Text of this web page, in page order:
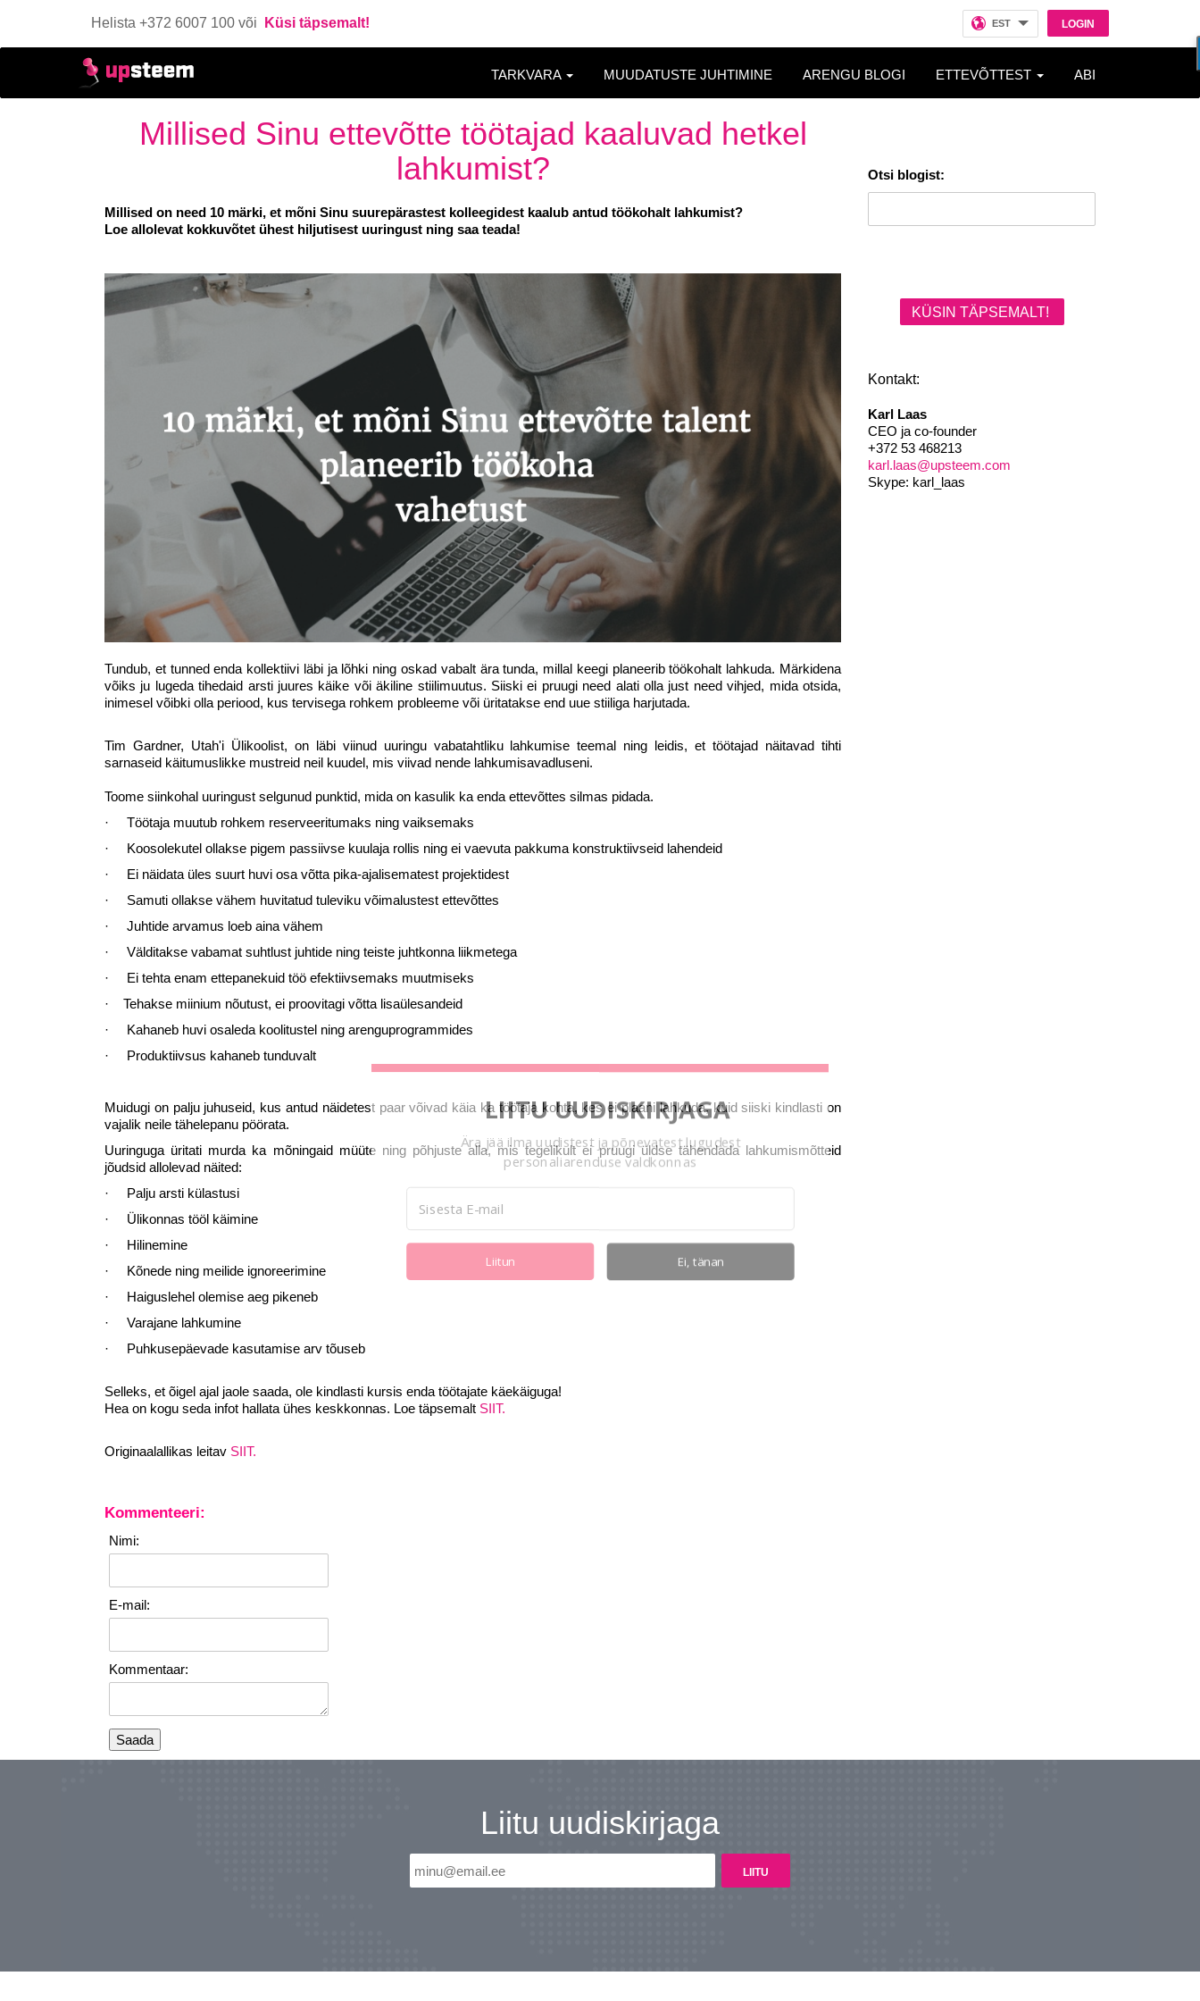
Helista +372 6007 100 või Küsi täpsemalt! LOGIN
EST
TARKVARA MUUDATUSTE JUHTIMINE ARENGU BLOGI ETTEVÕTTEST ABI
Millised Sinu ettevõtte töötajad kaaluvad hetkel
lahkumist?
Millised on need 10 märki, et mõni Sinu suurepärastest kolleegidest kaalub antud töökohalt lahkumist?
Loe allolevat kokkuvõtet ühest hiljutisest uuringust ning saa teada!
Tundub, et tunned enda kollektiivi läbi ja lõhki ning oskad vabalt ära tunda, millal keegi planeerib töökohalt lahkuda. Märkidena
võiks ju lugeda tihedaid arsti juures käike või äkiline stiilimuutus. Siiski ei pruugi need alati olla just need vihjed, mida otsida,
inimesel võibki olla periood, kus tervisega rohkem probleeme või üritatakse end uue stiiliga harjutada.
Tim Gardner, Utah'i Ülikoolist, on läbi viinud uuringu vabatahtliku lahkumise teemal ning leidis, et töötajad näitavad tihti
sarnaseid käitumuslikke mustreid neil kuudel, mis viivad nende lahkumisavadluseni.
Toome siinkohal uuringust selgunud punktid, mida on kasulik ka enda ettevõttes silmas pidada.
· Töötaja muutub rohkem reserveeritumaks ning vaiksemaks
· Koosolekutel ollakse pigem passiivse kuulaja rollis ning ei vaevuta pakkuma konstruktiivseid lahendeid
· Ei näidata üles suurt huvi osa võtta pika-ajalisematest projektidest
· Samuti ollakse vähem huvitatud tuleviku võimalustest ettevõttes
· Juhtide arvamus loeb aina vähem
· Välditakse vabamat suhtlust juhtide ning teiste juhtkonna liikmetega
· Ei tehta enam ettepanekuid töö efektiivsemaks muutmiseks
· Tehakse miinium nõutust, ei proovitagi võtta lisaülesandeid
· Kahaneb huvi osaleda koolitustel ning arenguprogrammides
· Produktiivsus kahaneb tunduvalt
Muidugi on palju juhuseid, kus antud näidetest paar võivad käia ka töötaja kohta, kes ei plaani lahkuda, kuid siiski kindlasti on
vajalik neile tähelepanu pöörata.
Uuringuga üritati murda ka mõningaid müüte ning põhjuste alla, mis tegelikult ei pruugi üldse tähendada lahkumismõtteid
jõudsid allolevad näited:
· Palju arsti külastusi
· Ülikonnas tööl käimine
· Hilinemine
· Kõnede ning meilide ignoreerimine
· Haiguslehel olemise aeg pikeneb
· Varajane lahkumine
· Puhkusepäevade kasutamise arv tõuseb
Selleks, et õigel ajal jaole saada, ole kindlasti kursis enda töötajate käekäiguga!
Hea on kogu seda infot hallata ühes keskkonnas. Loe täpsemalt SIIT.
Originaalallikas leitav SIIT.
Kommenteeri:
Nimi:
E-mail:
Kommentaar:
Otsi blogist:
KÜSIN TÄPSEMALT!
Kontakt:
Karl Laas
CEO ja co-founder
+372 53 468213
karl.laas@upsteem.com
Skype: karl_laas
Liitu uudiskirjaga
LIITU UUDISKIRJAGA
Ära jää ilma uudistest ja põnevatest lugudest
personaliarenduse valdkonnas
Ei, tänan
Liitun